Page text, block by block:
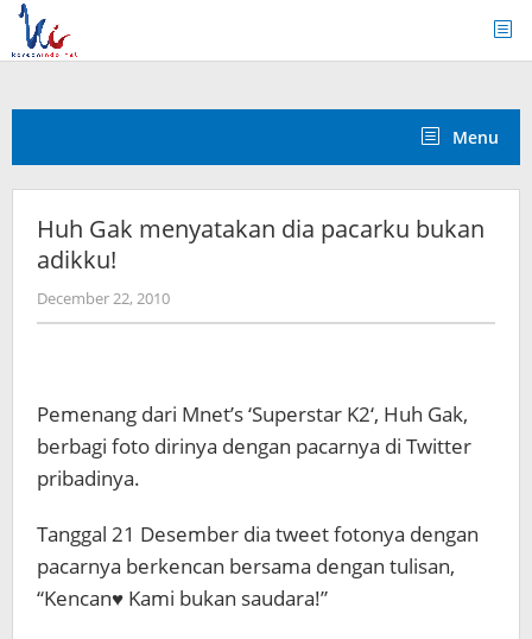
Skip
content
Menu
Huh Gak menyatakan dia pacarku bukan
adikku!
December 22, 2010by
Koreanindo
Pemenang dari Mnet’s ‘Superstar K2‘, Huh Gak,
berbagi foto dirinya dengan pacarnya di Twitter
pribadinya.
Tanggal 21 Desember dia tweet fotonya dengan
pacarnya berkencan bersama dengan tulisan,
“Kencan♥ Kami bukan saudara!”